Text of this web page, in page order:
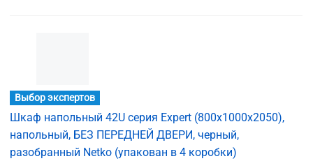
Выбор экспертов
Шкаф напольный 42U серия Expert (800х1000х2050),
напольный, БЕЗ ПЕРЕДНЕЙ ДВЕРИ, черный,
разобранный Netko (упакован в 4 коробки)